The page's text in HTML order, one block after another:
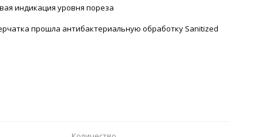
индикация уровня пореза
прошла антибактериальную обработку Sanitized